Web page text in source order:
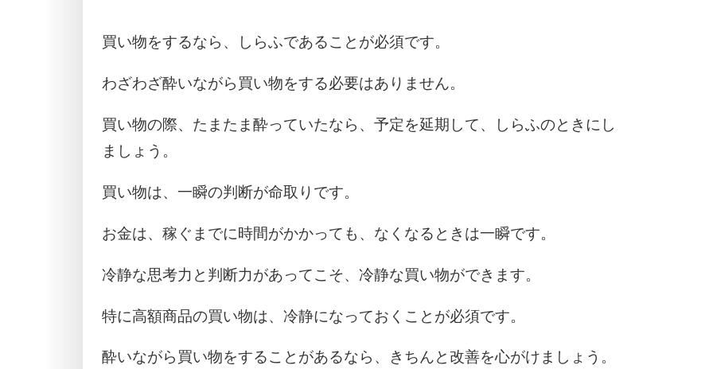
買い物をするなら、しらふであることが必須です。
わざわざ酔いながら買い物をする必要はありません。
買い物の際、たまたま酔っていたなら、予定を延期して、しらふのときにし
ましょう。
買い物は、一瞬の判断が命取りです。
お金は、稼ぐまでに時間がかかっても、なくなるときは一瞬です。
冷静な思考力と判断力があってこそ、冷静な買い物ができます。
特に高額商品の買い物は、冷静になっておくことが必須です。
酔いながら買い物をすることがあるなら、きちんと改善を心がけましょう。